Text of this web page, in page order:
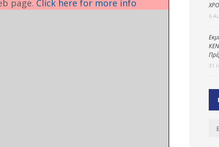
page. Click here for more info
6
31